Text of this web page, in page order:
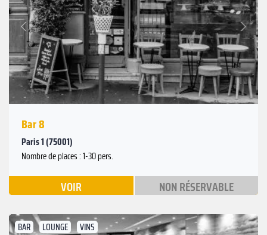
Précédent
Suivant
Bar 8
Paris 1 (75001)
Nombre de places : 1-30 pers.
VOIR NON RÉSERVABLE
BAR LOUNGE VINS